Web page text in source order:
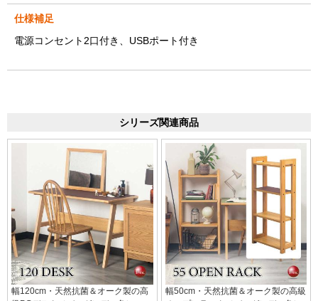
仕様補足
電源コンセント2口付き、USBポート付き
シリーズ関連商品
幅120cm・天然抗菌＆オーク製の高
幅50cm・天然抗菌＆オーク製の高級